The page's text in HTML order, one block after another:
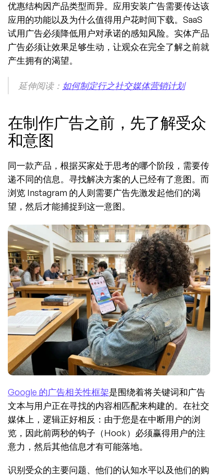
优惠结构因产品类型而异。应用安装广告需要传达该
应用的功能以及为什么值得用户花时间下载。SaaS
试用广告必须降低用户对承诺的感知风险。实体产品
广告必须让效果足够生动，让观众在完全了解之前就
产生拥有的渴望。
延伸阅读： 如何制定行之社交媒体营销计划
在制作广告之前，先了解受众
和意图
同一款产品，根据买家处于思考的哪个阶段，需要传
递不同的信息。寻找解决方案的人已经有了意图。而
浏览 Instagram 的人则需要广告先激发起他们的渴
望，然后才能捕捉到这一意图。
Google 的广告相关性框架是围绕着将关键词和广告
文本与用户正在寻找的内容相匹配来构建的。在社交
媒体上，逻辑正好相反：由于您是在中断用户的浏
览，因此前两秒的钩子（Hook）必须赢得用户的注
意力，然后其他信息才有可能落地。
识别受众的主要问题、他们的认知水平以及他们的购